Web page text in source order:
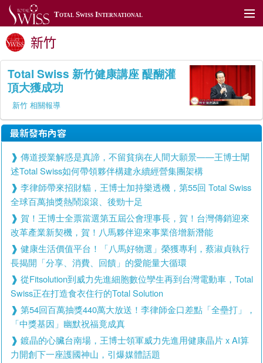
Total Swiss International
關於我們
產品展示
TSToday
利保肝藥局
全球據點
聯絡我們
全球網站
會員專區
新竹
Total Swiss 新竹健康講座 醍醐灌
頂大獲成功
新竹 相關報導
最新發布內容
傳道授業解惑是真諦，不留貧病在人間大願景——王博士闡
述Total Swiss如何帶領夥伴構建永續經營集團架構
李律師帶來招財貓，王博士加持樂透機，第55回 Total Swiss
全球百萬抽獎熱鬧滾滾、後勁十足
賀！王博士全票當選第五屆公會理事長，賀！台灣傳銷迎來
改革產業新契機，賀！八馬夥伴迎來事業倍增新潛能
健康生活價值平台！「八馬好物選」榮獲專利，蔡淑貞執行
長揭開「分享、消費、回饋」的愛能量大循環
從Fitsolution到威力先進細胞數位孿生再到台灣電動車，Total
Swiss正在打造食衣住行的Total Solution
第54回百萬抽獎440萬大放送！李律師金口差點「全壘打」，
「中獎基因」幽默祝福竟成真
鍍晶的心臟台南場，王博士領軍威力先進用健康晶片 x AI算
力開創下一座護國神山，引爆媒體話題